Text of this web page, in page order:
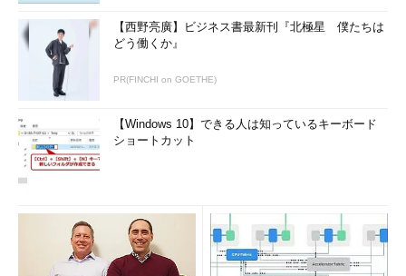
【西野亮廣】ビジネス書最新刊『北極星 僕たちは
どう働くか』
PR(FINCHI on GOETHE)
【Windows 10】できる人は知っているキーボード
ショートカット